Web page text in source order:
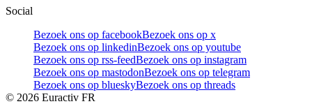
Social
Bezoek ons op facebookBezoek ons op x
Bezoek ons op linkedinBezoek ons op youtube
Bezoek ons op rss-feedBezoek ons op instagram
Bezoek ons op mastodonBezoek ons op telegram
Bezoek ons op blueskyBezoek ons op threads
© 2026 Euractiv FR